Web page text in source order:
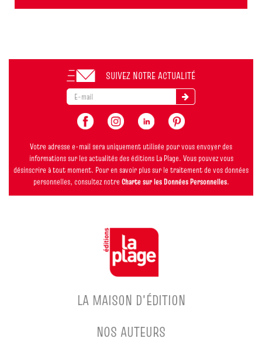
SUIVEZ NOTRE ACTUALITÉ
Votre adresse e-mail sera uniquement utilisée pour vous envoyer des
informations sur les actualités des éditions La Plage. Vous pouvez vous
désinscrire à tout moment. Pour en savoir plus sur le traitement de vos données
personnelles, consultez notre Charte sur les Données Personnelles.
LA MAISON D'ÉDITION
NOS AUTEURS